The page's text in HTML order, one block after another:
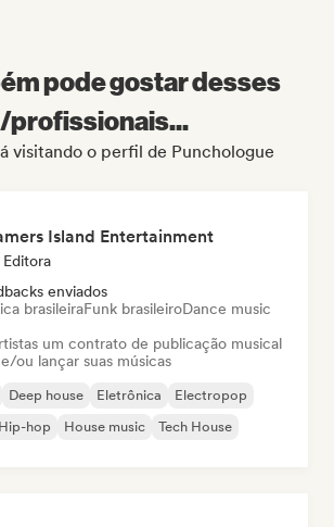
pode gostar desses
visitando o perfil de Punchologue
Island Entertainment
Editora
enviados
brasileiraFunk brasileiroDance music
um contrato de publicação musical
ou lançar suas músicas
Deep house Eletrônica
Electropop
Hip-hop House music Tech House